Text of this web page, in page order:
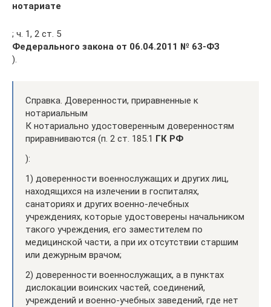
нотариате
; ч. 1, 2 ст. 5
Федерального закона от 06.04.2011 № 63-ФЗ
).
Справка. Доверенности, приравненные к
нотариальным
К нотариально удостоверенным доверенностям
приравниваются (п. 2 ст. 185.1 ГК РФ
):
1) доверенности военнослужащих и других лиц,
находящихся на излечении в госпиталях,
санаториях и других военно-лечебных
учреждениях, которые удостоверены начальником
такого учреждения, его заместителем по
медицинской части, а при их отсутствии старшим
или дежурным врачом;
2) доверенности военнослужащих, а в пунктах
дислокации воинских частей, соединений,
учреждений и военно-учебных заведений, где нет